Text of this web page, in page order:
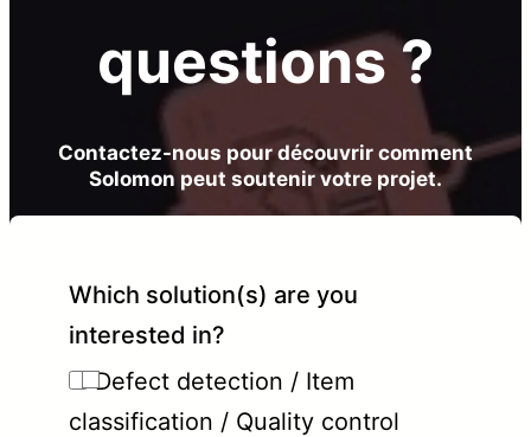
questions ?
Contactez-nous pour découvrir comment
Solomon peut soutenir votre projet.
Which solution(s) are you
interested in?
Defect detection / Item
classification / Quality control